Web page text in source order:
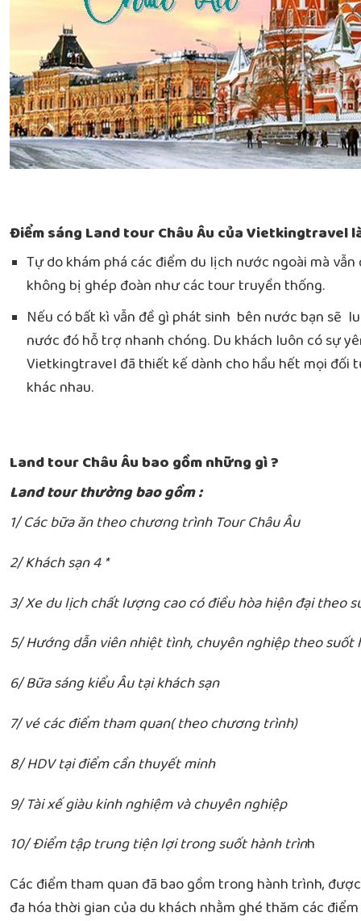
Điểm sáng Land tour Châu Âu của Vietkingtravel
Tự do khám phá các điểm du lịch nước ngoài mà
không bị ghép đoàn như các tour truyền thống.
Nếu có bất kì vẫn đề gì phát sinh bên nước bạn sẽ
nước đó hỗ trợ nhanh chóng. Du khách luôn có sự
Vietkingtravel đã thiết kế dành cho hầu hết mọi đối
khác nhau.
Land tour Châu Âu bao gồm những gì ?
Land tour thường bao gồm :
1/ Các bữa ăn theo chương trình Tour Châu Âu
2/ Khách sạn 4 *
3/ Xe du lịch chất lượng cao có điều hòa hiện đại theo
5/ Hướng dẫn viên nhiệt tình, chuyên nghiệp theo suốt
6/ Bữa sáng kiểu Âu tại khách sạn
7/ vé các điểm tham quan( theo chương trình)
8/ HDV tại điểm cần thuyết minh
9/ Tài xế giàu kinh nghiệm và chuyên nghiệp
10/ Điểm tập trung tiện lợi trong suốt hành trình
Các điểm tham quan đã bao gồm trong hành trình,
đa hóa thời gian của du khách nhằm ghé thăm các